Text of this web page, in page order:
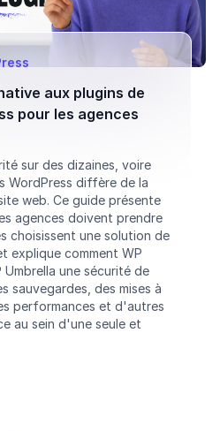
aux plugins de
pour les agences
sur des dizaines, voire
WordPress diffère de la
web. Ce guide présente
agences doivent prendre
choisissent une solution de
explique comment WP
Umbrella une sécurité de
sauvegardes, des mises à
performances et d'autres
au sein d'une seule et